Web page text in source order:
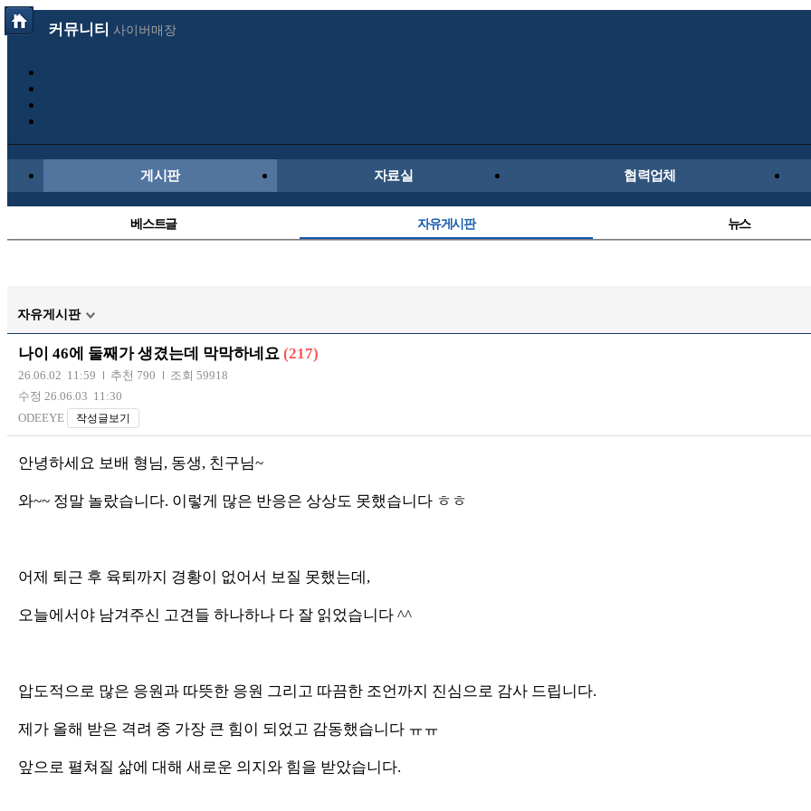
커뮤니티 사이버매장
게시판 자료실 협력업체
베스트글 자유게시판 뉴스
자유게시판
나이 46에 둘째가 생겼는데 막막하네요 (217)
26.06.02 11:59 추천 790
조회 59918
수정 26.06.03 11:30
ODEEYE
작성글보기
안녕하세요 보배 형님, 동생, 친구님~
와~~ 정말 놀랐습니다. 이렇게 많은 반응은 상상도 못했습니다 ㅎㅎ
어제 퇴근 후 육퇴까지 경황이 없어서 보질 못했는데,
오늘에서야 남겨주신 고견들 하나하나 다 잘 읽었습니다 ^^
압도적으로 많은 응원과 따뜻한 응원 그리고 따끔한 조언까지 진심으로 감사 드립니다.
제가 올해 받은 격려 중 가장 큰 힘이 되었고 감동했습니다 ㅠㅠ
앞으로 펼쳐질 삶에 대해 새로운 의지와 힘을 받았습니다.